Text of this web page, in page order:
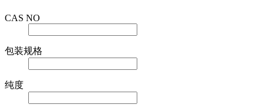
CAS NO
包装规格
纯度